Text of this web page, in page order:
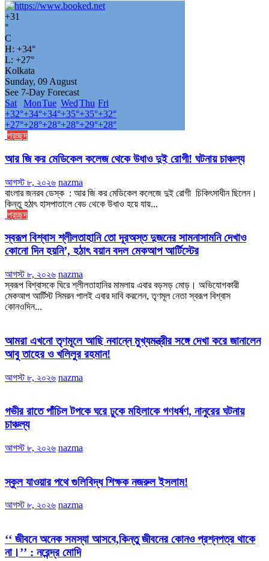
+31
°
C
H: +34°
L: +27°
Kolkata
Sunday, 09 August
See 7-Day Forecast
Sat
MonTue WedThu Fri
+32°+34°+34°+35°+35°+32°
+27°+28°+28°+28°+29°+28°
প্রচ্ছদ
আর জি কর মেডিকেল কলেজ থেকে উধাও দুই রোগী! ঘটনায় চাঞ্চল্য
আগস্ট ৮, ২০২৬ nazma
বাংলার জনরব ডেস্ক : আর জি কর মেডিকেল কলেজে দুই রোগী চিকিৎসাধীন ছিলেন।
কিন্তু হঠাৎ হাসপাতালে বেড থেকে উধাও হয়ে যায়...
প্রচ্ছদ
স্বরূপ বিশ্বাস শ্লীলতাহানি তো দূরঅস্ত দুজনের সামনাসামনি দেখাও
কোনো দিন হয়নি’, হঠাৎ বয়ান বদল মেকআপ আর্টিস্টের
আগস্ট ৮, ২০২৬ nazma
স্বরূপ বিশ্বাসকে ঘিরে শ্লীলতাহানির মামলায় এবার বড়সড় মোড়। অভিযোগকারী
মেকআপ আর্টিস্ট সিমরন পালই এবার দাবি করলেন, তৃণমূল নেতা স্বরূপ বিশ্বাস
কোনওদিন...
আমরা এখনো তৃণমূলে আছি নবান্নে মুখ্যমন্ত্রীর সঙ্গে দেখা করে জানালেন
আবু তাহের ও খলিলুর রহমান!
আগস্ট ৮, ২০২৬ nazma
গভীর রাতে পাঁচিল টপকে ঘরে ঢুকে মহিলাকে গণধর্ষণ, নানুরের ঘটনায়
চাঞ্চল্য
আগস্ট ৮, ২০২৬ nazma
স্কুল যাওয়ার পথে গুলিবিদ্ধ শিক্ষক নজরুল ইসলাম!
আগস্ট ৮, ২০২৬ nazma
‘‘ জীবনে অনেক সমস্যা আসবে,কিন্তু জীবনের কোনও প্রশ্নপত্র থাকে
না।’’ : নরেন্দ্র মোদি